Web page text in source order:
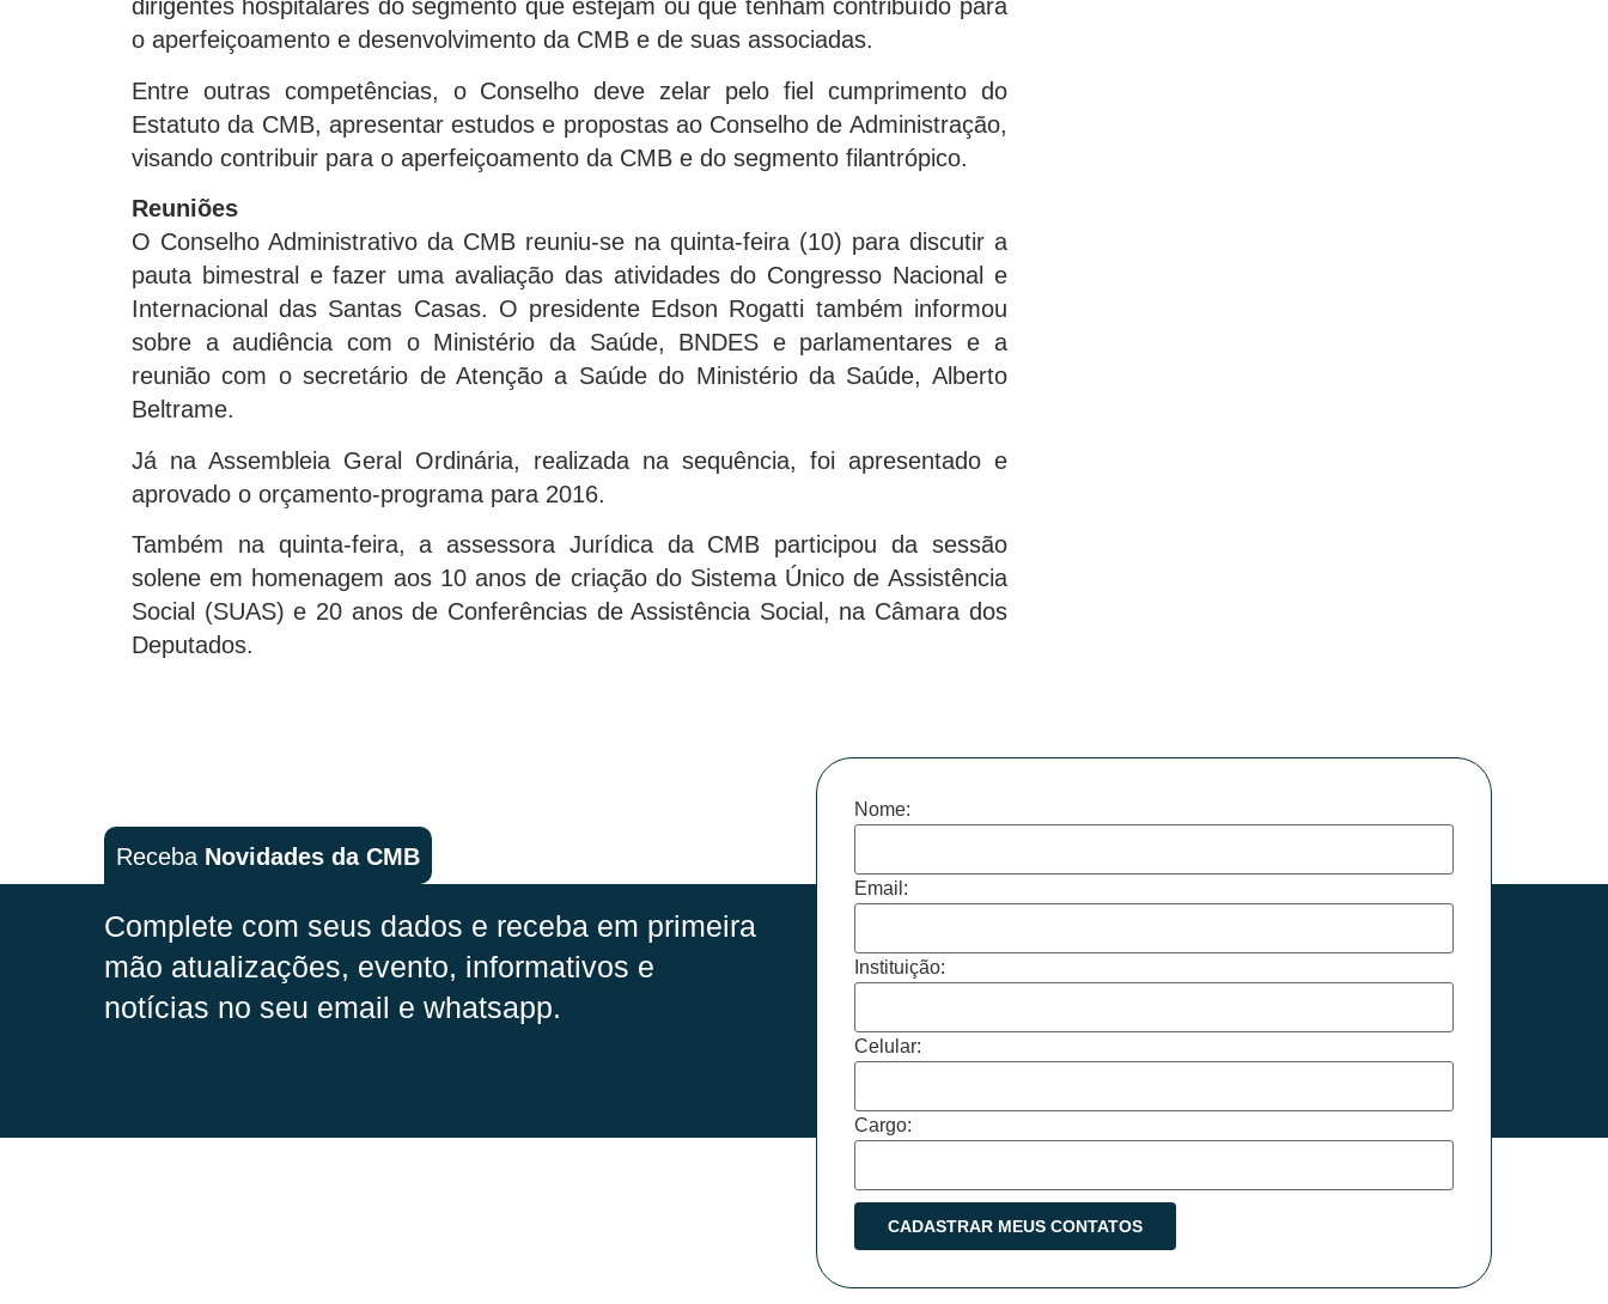
dirigentes hospitalares do segmento que estejam ou que tenham contribuído para
o aperfeiçoamento e desenvolvimento da CMB e de suas associadas.
Entre outras competências, o Conselho deve zelar pelo fiel cumprimento do
Estatuto da CMB, apresentar estudos e propostas ao Conselho de Administração,
visando contribuir para o aperfeiçoamento da CMB e do segmento filantrópico.
Reuniões
O Conselho Administrativo da CMB reuniu-se na quinta-feira (10) para discutir a
pauta bimestral e fazer uma avaliação das atividades do Congresso Nacional e
Internacional das Santas Casas. O presidente Edson Rogatti também informou
sobre a audiência com o Ministério da Saúde, BNDES e parlamentares e a
reunião com o secretário de Atenção a Saúde do Ministério da Saúde, Alberto
Beltrame.
Já na Assembleia Geral Ordinária, realizada na sequência, foi apresentado e
aprovado o orçamento-programa para 2016.
Também na quinta-feira, a assessora Jurídica da CMB participou da sessão
solene em homenagem aos 10 anos de criação do Sistema Único de Assistência
Social (SUAS) e 20 anos de Conferências de Assistência Social, na Câmara dos
Deputados.
Receba Novidades da CMB
Complete com seus dados e receba em primeira
mão atualizações, evento, informativos e
notícias no seu email e whatsapp.
Nome:
Email:
Instituição:
Celular:
Cargo: